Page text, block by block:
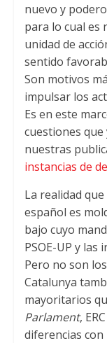
nuevo y
para lo cual es
unidad de
sentido
Son motivos
impulsar los
Es en este
cuestiones
nuestras
instancias de
La realidad
español es
bajo cuyo
PSOE-UP y las
Pero no son
Catalunya
mayoritarios
Parlament,
diferencias con